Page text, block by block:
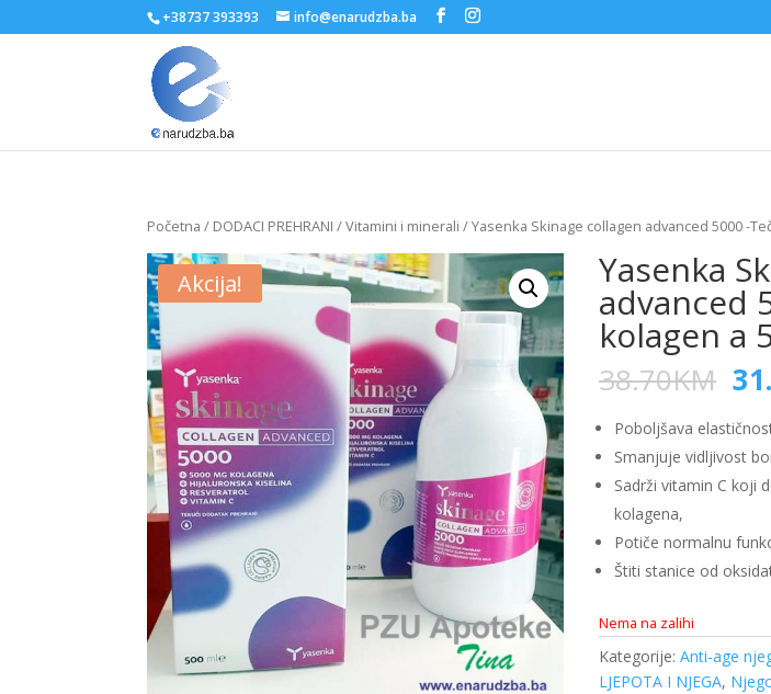
+38737 393393 info@enarudzba.ba
Početna / DODACI PREHRANI /Vitamini i minerali / Yasenka Skinage collagen advanced 5000 -
Akcija! Yasenka
advanced
kolagen a
38.70KM
Poboljšava
Smanjuje vidljivost
Sadrži vitamin C koji
kolagena,
Potiče normalnu
Štiti stanice od
Nema na zalihi
Kategorije:Anti-age
LJEPOTA I NJEGA,